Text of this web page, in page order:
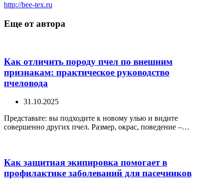
http://bee-tex.ru
Еще от автора
Как отличить породу пчел по внешним
признакам: практическое руководство
пчеловода
31.10.2025
Представьте: вы подходите к новому улью и видите
совершенно других пчел. Размер, окрас, поведение –…
Как защитная экипировка помогает в
профилактике заболеваний для пасечников